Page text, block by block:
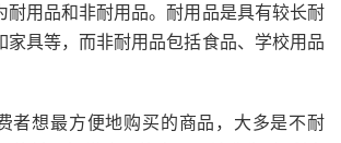
耐用品和非耐用品。耐用品是具有较长耐
家具等，而非耐用品包括食品、学校用品
想最方便地购买的商品，大多是不耐